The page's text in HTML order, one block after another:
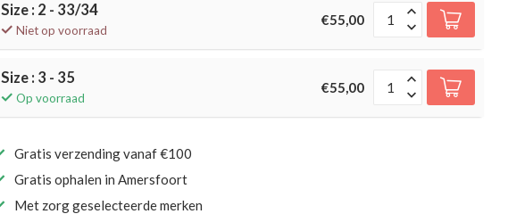
Size : 2 - 33/34
Niet op voorraad
€55,00
Size : 3 - 35
Op voorraad
€55,00
Gratis verzending vanaf €100
Gratis ophalen in Amersfoort
Met zorg geselecteerde merken